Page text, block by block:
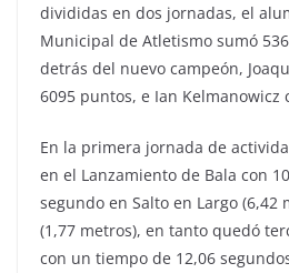
divididas en dos jornadas, el
Municipal de Atletismo sumó
detrás del nuevo campeón,
6095 puntos, e Ian Kelmanowicz
En la primera jornada de
en el Lanzamiento de Bala con
segundo en Salto en Largo (6,42
(1,77 metros), en tanto quedó
con un tiempo de 12,06